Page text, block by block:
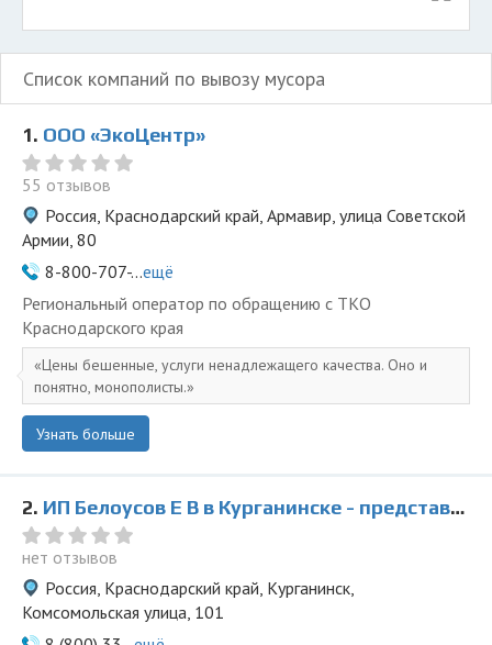
Список компаний по вывозу мусора
1. ООО «ЭкоЦентр»
55 отзывов
Россия, Краснодарский край, Армавир, улица Советской
Армии, 80
8-800-707-...ещё
Региональный оператор по обращению с ТКО
Краснодарского края
Цены бешенные, услуги ненадлежащего качества. Оно и
понятно, монополисты.
Узнать больше
2. ИП Белоусов Е В в Курганинске - представитель ООО Ведущая Утилизирующая Компания
нет отзывов
Россия, Краснодарский край, Курганинск,
Комсомольская улица, 101